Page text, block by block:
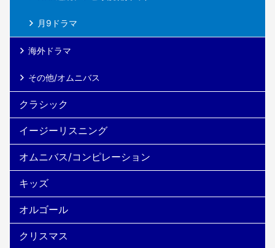
月9ドラマ
海外ドラマ
その他/オムニバス
クラシック
イージーリスニング
オムニバス/コンピレーション
キッズ
オルゴール
クリスマス